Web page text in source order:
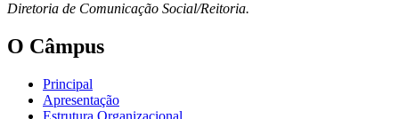
Diretoria de Comunicação Social/Reitoria.
O Câmpus
Principal
Apresentação